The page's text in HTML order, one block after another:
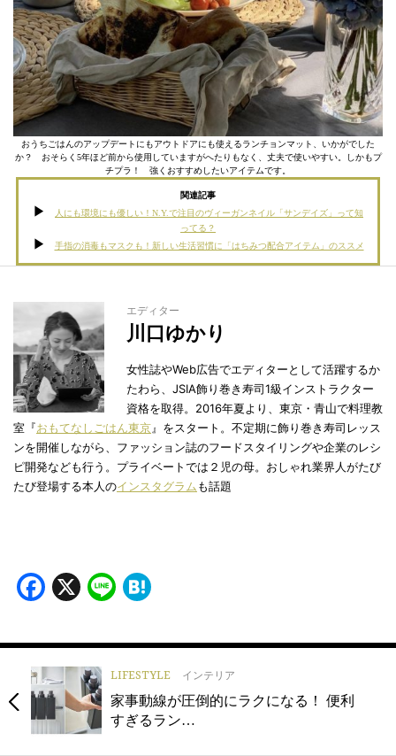
おうちごはんのアップデートにもアウトドアにも使えるランチョンマット、いかがでした
か？ おそらく5年ほど前から使用していますがへたりもなく、丈夫で使いやすい。しかもプ
チプラ！ 強くおすすめしたいアイテムです。
関連記事
人にも環境にも優しい！N.Y.で注目のヴィーガンネイル「サンデイズ」って知
ってる？
手指の消毒もマスクも！新しい生活習慣に「はちみつ配合アイテム」のススメ
エディター
川口ゆかり
女性誌やWeb広告でエディターとして活躍するか
たわら、JSIA飾り巻き寿司1級インストラクター
資格を取得。2016年夏より、東京・青山で料理教
室『おもてなしごはん東京』をスタート。不定期に飾り巻き寿司レッス
ンを開催しながら、ファッション誌のフードスタイリングや企業のレシ
ピ開発なども行う。プライベートでは２児の母。おしゃれ業界人がたび
たび登場する本人のインスタグラムも話題
Facebook
X Line
LIFESTYLE インテリア
家事動線が圧倒的にラクになる！ 便利
すぎるラン…